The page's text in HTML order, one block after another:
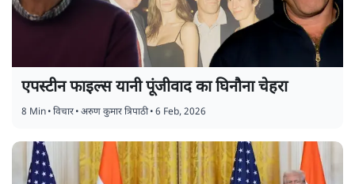
एपस्टीन फाइल्स यानी पूंजीवाद का घिनौना चेहरा
8 Min•विचार•अरुण कुमार त्रिपाठी•6 Feb, 2026